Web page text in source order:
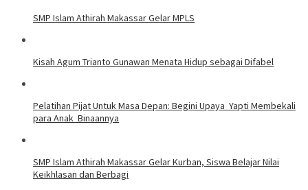
SMP Islam Athirah Makassar Gelar MPLS
Kisah Agum Trianto Gunawan Menata Hidup sebagai Difabel
Pelatihan Pijat Untuk Masa Depan: Begini Upaya Yapti Membekali
para Anak Binaannya
SMP Islam Athirah Makassar Gelar Kurban, Siswa Belajar Nilai
Keikhlasan dan Berbagi